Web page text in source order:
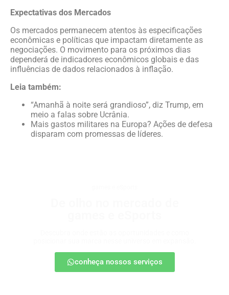
Expectativas dos Mercados
Os mercados permanecem atentos às especificações
econômicas e políticas que impactam diretamente as
negociações. O movimento para os próximos dias
dependerá de indicadores econômicos globais e das
influências de dados relacionados à inflação.
Leia também:
“Amanhã à noite será grandioso”, diz Trump, em
meio a falas sobre Ucrânia.
Mais gastos militares na Europa? Ações de defesa
disparam com promessas de líderes.
conheça nossos serviços